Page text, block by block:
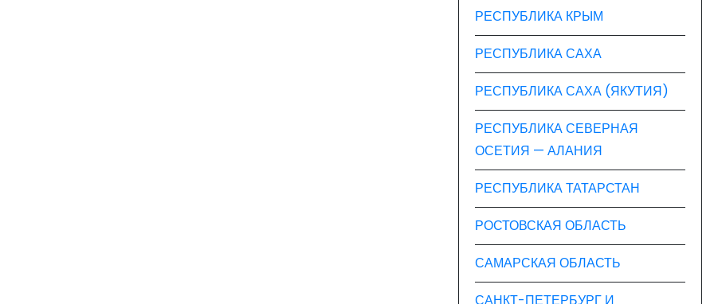
РЕСПУБЛИКА КРЫМ
РЕСПУБЛИКА САХА
РЕСПУБЛИКА САХА (ЯКУТИЯ)
РЕСПУБЛИКА СЕВЕРНАЯ
ОСЕТИЯ — АЛАНИЯ
РЕСПУБЛИКА ТАТАРСТАН
РОСТОВСКАЯ ОБЛАСТЬ
САМАРСКАЯ ОБЛАСТЬ